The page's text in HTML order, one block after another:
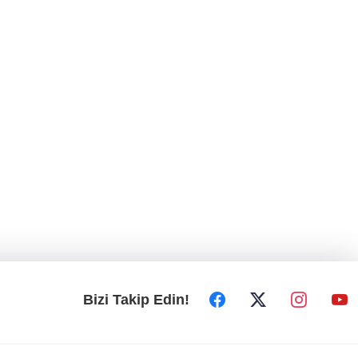
Bizi Takip Edin!